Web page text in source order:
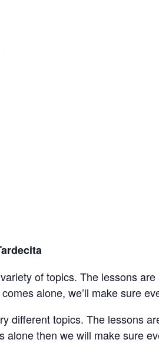
of topics. The lessons
alone, we’ll make sure
different topics. The lessons
then we will make sure